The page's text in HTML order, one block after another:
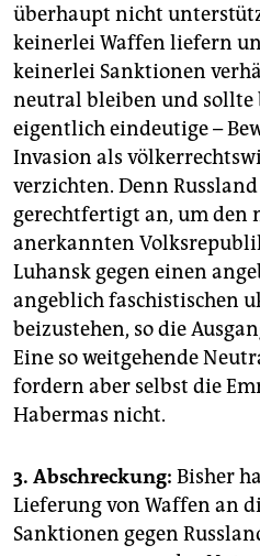
überhaupt nicht
keinerlei Waffen liefern
keinerlei Sanktionen
neutral bleiben und sollte
eigentlich eindeutige –
Invasion als
verzichten. Denn
gerechtfertigt an, um den
anerkannten
Luhansk gegen einen
angeblich faschistischen
beizustehen, so die
Eine so weitgehende
fordern aber selbst die
Habermas nicht.
3. Abschreckung: Bisher
Lieferung von Waffen an
Sanktionen gegen